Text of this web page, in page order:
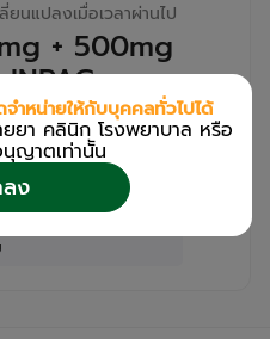
นแปลงเมื่อเวลาผ่านไป
+ 500mg
ยา คลินิก และโรง
บียน
ำหน่ายให้กับบุคคลทั่วไปได้
ยยา คลินิก โรงพยาบาล หรือ
นุญาตเท่านััน
ง